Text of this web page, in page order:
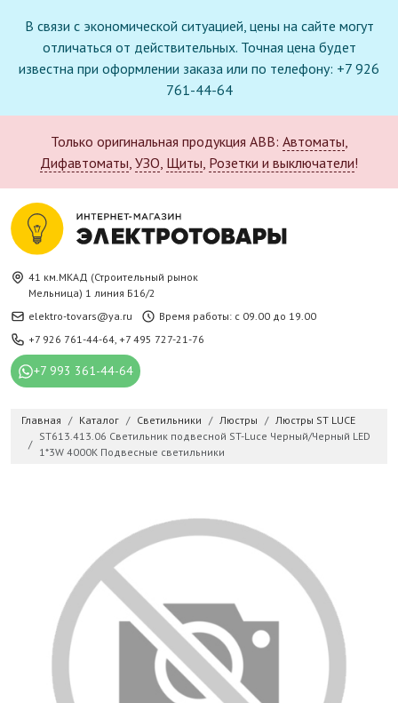
В связи с экономической ситуацией, цены на сайте могут
отличаться от действительных. Точная цена будет
известна при оформлении заказа или по телефону: +7 926
761-44-64
Только оригинальная продукция ABB: Автоматы,
Дифавтоматы, УЗО, Щиты, Розетки и выключатели!
41 км.МКАД (Строительный рынок
Мельница) 1 линия Б16/2
elektro-tovars@ya.ru
Время работы: с 09.00 до 19.00
+7 926 761-44-64, +7 495 727-21-76
+7 993 361-44-64
Главная Каталог Светильники Люстры
Люстры ST LUCE
ST613.413.06 Светильник подвесной ST-Luce Черный/Черный LED
1*3W 4000K Подвесные светильники